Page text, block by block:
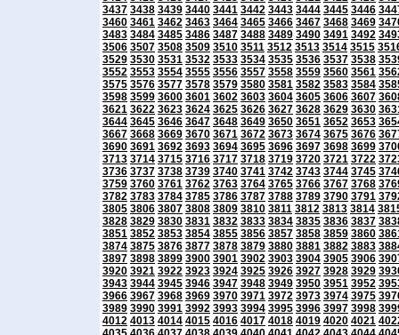
3437 3438 3439 3440 3441 3442 3443 3444 3445 3446
3460 3461 3462 3463 3464 3465 3466 3467 3468 3469
3483 3484 3485 3486 3487 3488 3489 3490 3491 3492
3506 3507 3508 3509 3510 3511 3512 3513 3514 3515
3529 3530 3531 3532 3533 3534 3535 3536 3537 3538
3552 3553 3554 3555 3556 3557 3558 3559 3560 3561
3575 3576 3577 3578 3579 3580 3581 3582 3583 3584
3598 3599 3600 3601 3602 3603 3604 3605 3606 3607
3621 3622 3623 3624 3625 3626 3627 3628 3629 3630
3644 3645 3646 3647 3648 3649 3650 3651 3652 3653
3667 3668 3669 3670 3671 3672 3673 3674 3675 3676
3690 3691 3692 3693 3694 3695 3696 3697 3698 3699
3713 3714 3715 3716 3717 3718 3719 3720 3721 3722
3736 3737 3738 3739 3740 3741 3742 3743 3744 3745
3759 3760 3761 3762 3763 3764 3765 3766 3767 3768
3782 3783 3784 3785 3786 3787 3788 3789 3790 3791
3805 3806 3807 3808 3809 3810 3811 3812 3813 3814
3828 3829 3830 3831 3832 3833 3834 3835 3836 3837
3851 3852 3853 3854 3855 3856 3857 3858 3859 3860
3874 3875 3876 3877 3878 3879 3880 3881 3882 3883
3897 3898 3899 3900 3901 3902 3903 3904 3905 3906
3920 3921 3922 3923 3924 3925 3926 3927 3928 3929
3943 3944 3945 3946 3947 3948 3949 3950 3951 3952
3966 3967 3968 3969 3970 3971 3972 3973 3974 3975
3989 3990 3991 3992 3993 3994 3995 3996 3997 3998
4012 4013 4014 4015 4016 4017 4018 4019 4020 4021